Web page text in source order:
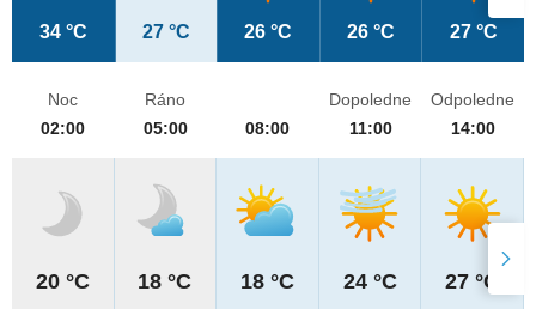
34 °C 27 °C 26 °C 26 °C 27 °C
Noc
02:00
20 °C
Ráno
05:00
18 °C
08:00
18 °C
Dopoledne
11:00
24 °C
Odpoledne
14:00
27 °C